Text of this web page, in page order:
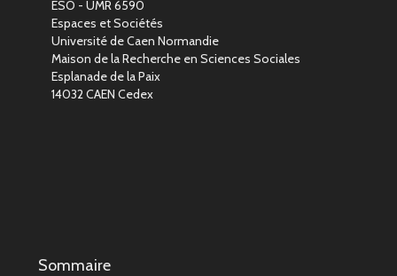
ESO - UMR 6590
Espaces et Sociétés
Université de Caen Normandie
Maison de la Recherche en Sciences Sociales
Esplanade de la Paix
14032 CAEN Cedex
Sommaire